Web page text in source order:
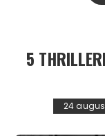
5
24